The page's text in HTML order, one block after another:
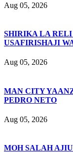
Aug 05, 2026
SHIRIKA LA
USAFIRISHAJI
Aug 05, 2026
MAN CITY
PEDRO NETO
Aug 05, 2026
MOH SALAH